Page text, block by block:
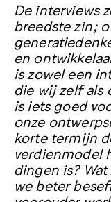
De interviews
breedste zin;
en
is zowel een
die wij zelf als
is iets goed
onze
korte termijn
verdienmodel
dingen is?
we beter